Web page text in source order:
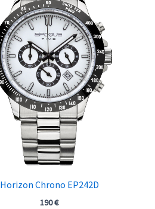
Horizon Chrono EP242D
190€